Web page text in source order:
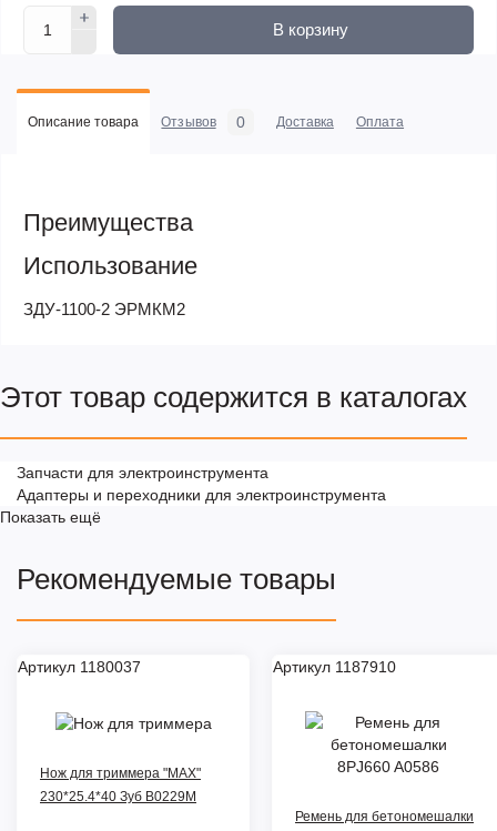
В корзину
Описание товара Отзывов 0 Доставка Оплата
Преимущества
Использование
ЗДУ-1100-2 ЭРМКМ2
Этот товар содержится в каталогах
Запчасти для электроинструмента
Адаптеры и переходники для электроинструмента
Показать ещё
Рекомендуемые товары
Артикул 1180037
Нож для триммера "MAX"
230*25.4*40 Зуб B0229M
Артикул 1187910
Ремень для бетономешалки